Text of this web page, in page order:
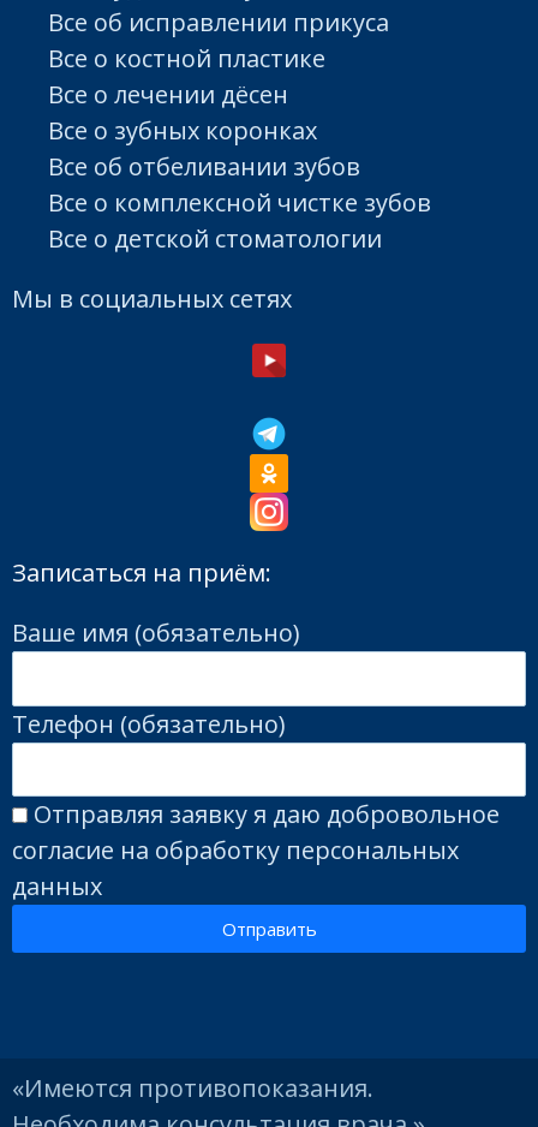
Все об исправлении прикуса
Все о костной пластике
Все о лечении дёсен
Все о зубных коронках
Все об отбеливании зубов
Все о комплексной чистке зубов
Все о детской стоматологии
Мы в социальных сетях
Записаться на приём:
Ваше имя (обязательно)
Телефон (обязательно)
Отправляя заявку я даю добровольное
согласие на обработку персональных
данных
Отправить
«Имеются противопоказания.